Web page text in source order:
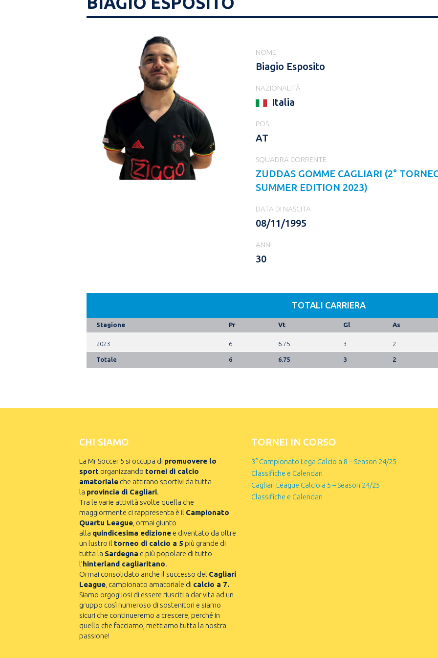
NOME
Biagio Esposito
NAZIONALITÀ
Italia
POS
AT
SQUADRA CORRENTE
ZUDDAS GOMME CAGLIARI (2°
SUMMER EDITION 2023)
DATA DI NASCITA
08/11/1995
ANNI
30
TOTALI CARRIERA
Stagione Pr Vt Gl As
2023 6 6.75 3 2
Totale 6 6.75 3 2
CHI SIAMO
La Mr Soccer 5 si occupa di promuovere lo
sport organizzando tornei di calcio
amatoriale che attirano sportivi da tutta
la provincia di Cagliari.
Tra le varie attività svolte quella che
maggiormente ci rappresenta è il Campionato
Quartu League , ormai giunto
alla quindicesima edizione e diventato da oltre
un lustro il torneo di calcio a 5 più grande di
tutta la Sardegna e più popolare di tutto
l’hinterland cagliaritano.
Ormai consolidato anche il successo del Cagliari
League , campionato amatoriale di calcio a 7.
Siamo orgogliosi di essere riusciti a dar vita ad un
gruppo così numeroso di sostenitori e siamo
sicuri che continueremo a crescere, perché in
quello che facciamo, mettiamo tutta la nostra
passione!
TORNEI IN CORSO
3° Campionato Lega Calcio a 8 – Season 24/25
Classifiche e Calendari
Cagliari League Calcio a 5 – Season 24/25
Classifiche e Calendari